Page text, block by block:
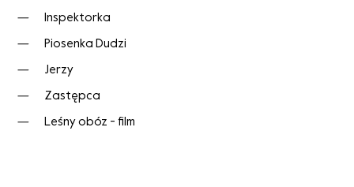
Inspektorka
Piosenka Dudzi
Jerzy
Zastępca
Leśny obóz - film